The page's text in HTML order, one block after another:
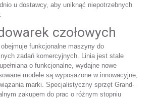
u dostawcy, aby uniknąć niepotrzebnych
czołowych
funkcjonalne maszyny do
zadań komercyjnych. Linia jest stale
o funkcjonalne, wydajne nowe
modele są wyposażone w innowacyjne,
marki. Specjalistyczny sprzęt Grand-
zakupem do prac o różnym stopniu